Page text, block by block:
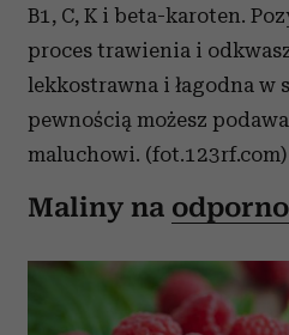
B1, C, K i beta-karoten.
proces trawienia i
lekkostrawna i łagodna w
pewnością możesz
maluchowi. (fot.123rf.com)
Maliny na